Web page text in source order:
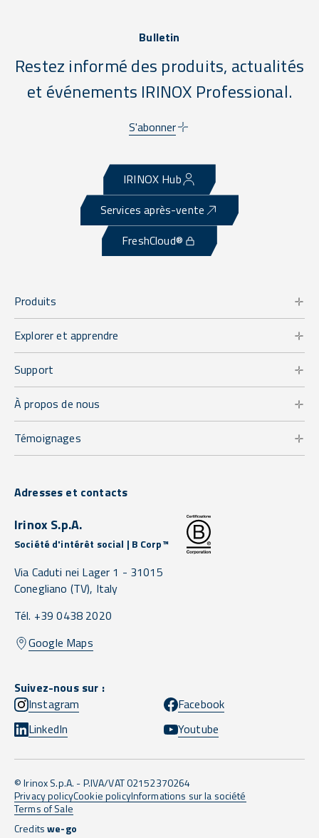
Bulletin
Restez informé des produits, actualités
et événements IRINOX Professional.
S'abonner
IRINOX Hub
Services après-vente
FreshCloud®
Produits
Explorer et apprendre
Support
À propos de nous
Témoignages
Adresses et contacts
Irinox S.p.A.
Société d'intérêt social | B Corp™
Via Caduti nei Lager 1 - 31015
Conegliano (TV), Italy
Tél. +39 0438 2020
Google Maps
Suivez-nous sur :
Instagram
Facebook
LinkedIn
Youtube
© Irinox S.p.A. - P.IVA/VAT 02152370264
Privacy policyCookie policyInformations sur la société
Terms of Sale
Creditswe-go